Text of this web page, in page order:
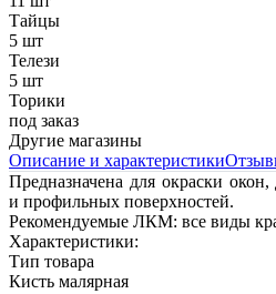
Тайцы
5 шт
Телези
5 шт
Торики
под заказ
Другие магазины
Описание и характеристики
Предназначена для окраски
и профильных поверхностей.
Рекомендуемые ЛКМ: все виды
Характеристики:
Тип товара
Кисть малярная